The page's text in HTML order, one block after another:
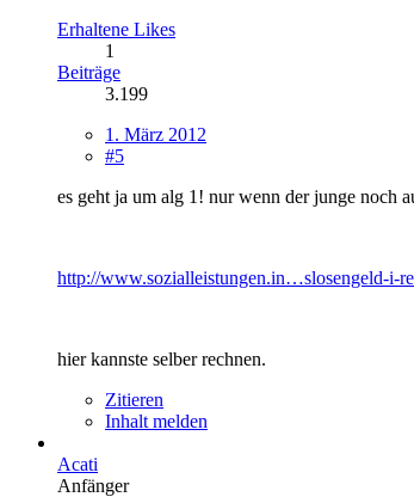
Erhaltene Likes
1
Beiträge
3.199
1. März 2012
#5
es geht ja um alg 1! nur wenn der junge noch
http://www.sozialleistungen.in…slosengeld-i-
hier kannste selber rechnen.
Zitieren
Inhalt melden
Acati
Anfänger